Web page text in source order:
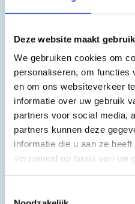
Deze website maakt
We gebruiken cookies om
personaliseren, om functies
en om ons websiteverkeer
informatie over uw gebruik
partners voor social media,
partners kunnen deze
informatie die u aan ze
verzameld op basis van uw
Volgende
Vergelijkbare